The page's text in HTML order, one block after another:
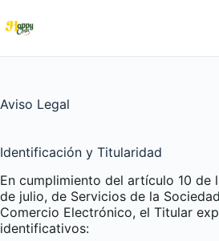
al
contenido
Aviso Legal
Identificación y Titularidad
En cumplimiento del artículo 10 de
de julio, de Servicios de la
Comercio Electrónico, el Titular
identificativos: